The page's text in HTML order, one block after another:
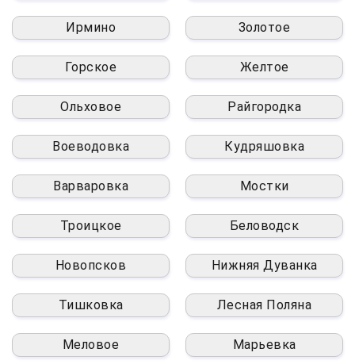
Ирмино Золотое
Горское Желтое
Ольховое Райгородка
Воеводовка Кудряшовка
Варваровка Мостки
Троицкое Беловодск
Новопсков Нижняя Дуванка
Тишковка Лесная Поляна
Меловое Марьевка